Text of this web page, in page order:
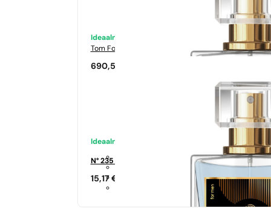
Ideaalne sobivus
Tom Ford
690,50
Ideaalne sobivus
N° 235 - 35%
15,17 €